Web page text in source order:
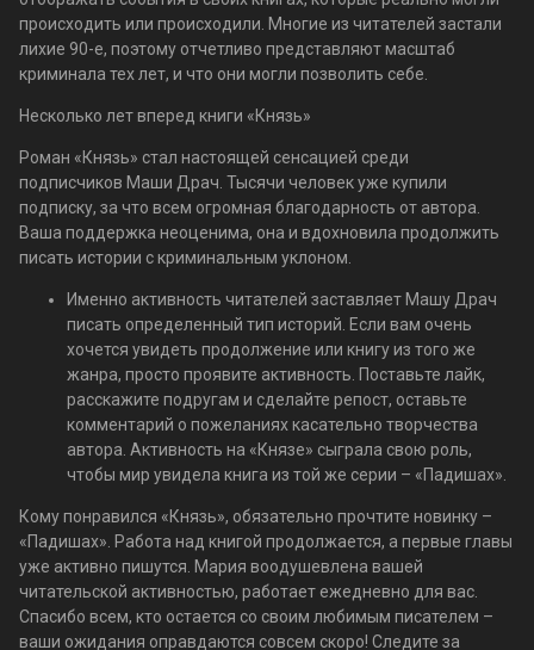
происходить или происходили. Многие из читателей застали
лихие 90-е, поэтому отчетливо представляют масштаб
криминала тех лет, и что они могли позволить себе.
Несколько лет вперед книги «Князь»
Роман «Князь» стал настоящей сенсацией среди
подписчиков Маши Драч. Тысячи человек уже купили
подписку, за что всем огромная благодарность от автора.
Ваша поддержка неоценима, она и вдохновила продолжить
писать истории с криминальным уклоном.
Именно активность читателей заставляет Машу Драч
писать определенный тип историй. Если вам очень
хочется увидеть продолжение или книгу из того же
жанра, просто проявите активность. Поставьте лайк,
расскажите подругам и сделайте репост, оставьте
комментарий о пожеланиях касательно творчества
автора. Активность на «Князе» сыграла свою роль,
чтобы мир увидела книга из той же серии – «Падишах».
Кому понравился «Князь», обязательно прочтите новинку –
«Падишах». Работа над книгой продолжается, а первые главы
уже активно пишутся. Мария воодушевлена вашей
читательской активностью, работает ежедневно для вас.
Спасибо всем, кто остается со своим любимым писателем –
ваши ожидания оправдаются совсем скоро! Следите за